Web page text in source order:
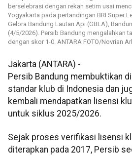
berselebrasi dengan rekan setim usai
Yogyakarta pada pertandingan BRI Super
Gelora Bandung Lautan Api (GBLA),
(4/5/2026). Persib Bandung mengalahkan
dengan skor 1-0. ANTARA FOTO/Novrian
Jakarta (ANTARA) -
Persib Bandung membuktikan
standar klub di Indonesia dan
kembali mendapatkan lisensi
untuk siklus 2025/2026.
Sejak proses verifikasi lisensi
diterapkan pada 2017, Persib